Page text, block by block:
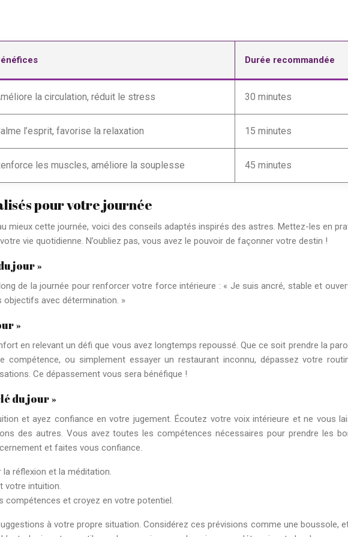
Durée recommandée
la circulation, réduit le stress 30 minutes
l’esprit, favorise la relaxation 15 minutes
les muscles, améliore la souplesse 45 minutes
pour votre journée
mieux cette journée, voici des conseils adaptés inspirés des astres. Mettez-les en
vie quotidienne. N’oubliez pas, vous avez le pouvoir de façonner votre destin !
jour »
de la journée pour renforcer votre force intérieure : « Je suis ancré, stable et
avec détermination. »
»
en relevant un défi que vous avez longtemps repoussé. Que ce soit prendre la
compétence, ou simplement essayer un restaurant inconnu, dépassez votre
Ce dépassement vous sera bénéfique !
du jour »
et ayez confiance en votre jugement. Écoutez votre voix intérieure et ne vous
des autres. Vous avez toutes les compétences nécessaires pour prendre les
et faites vous confiance.
réflexion et la méditation.
votre intuition.
compétences et croyez en votre potentiel.
à votre propre situation. Considérez ces prévisions comme une boussole,